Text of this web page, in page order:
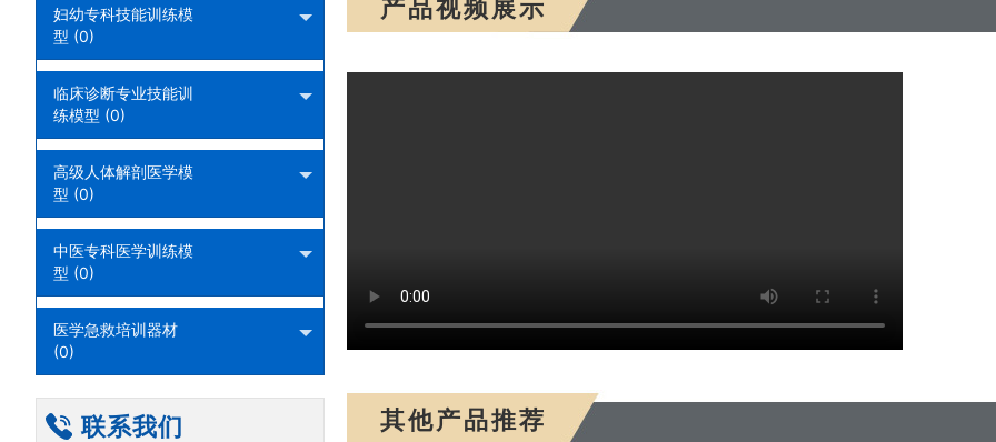
产品视频展示
其他产品推荐
妇幼专科技能训练模
型 (0)
临床诊断专业技能训
练模型 (0)
高级人体解剖医学模
型 (0)
中医专科医学训练模
型 (0)
医学急救培训器材
(0)
联系我们